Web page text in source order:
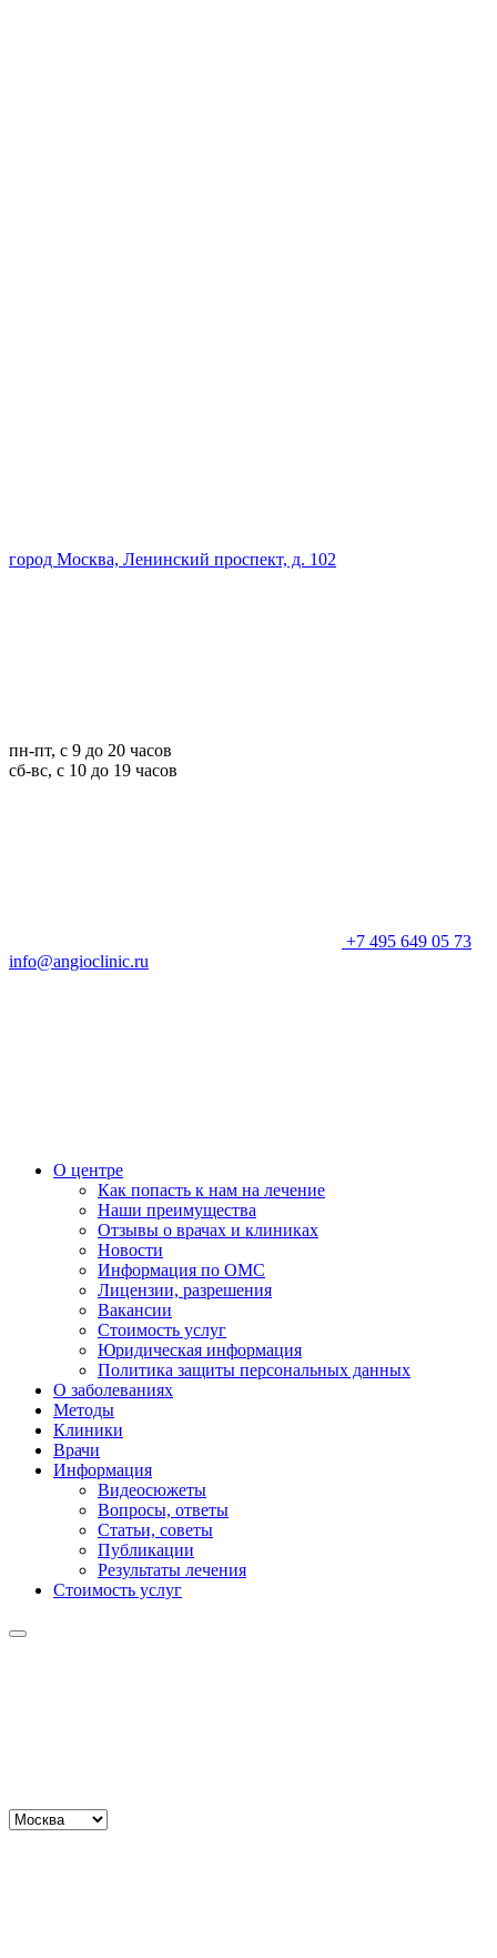
город Москва, Ленинский проспект, д. 102
пн-пт, с 9 до 20 часов
сб-вс, с 10 до 19 часов
+7 495 649 05 73
info@angioclinic.ru
О центре
Как попасть к нам на лечение
Наши преимущества
Отзывы о врачах и клиниках
Новости
Информация по ОМС
Лицензии, разрешения
Вакансии
Стоимость услуг
Юридическая информация
Политика защиты персональных данных
О заболеваниях
Методы
Клиники
Врачи
Информация
Видеосюжеты
Вопросы, ответы
Статьи, советы
Публикации
Результаты лечения
Стоимость услуг